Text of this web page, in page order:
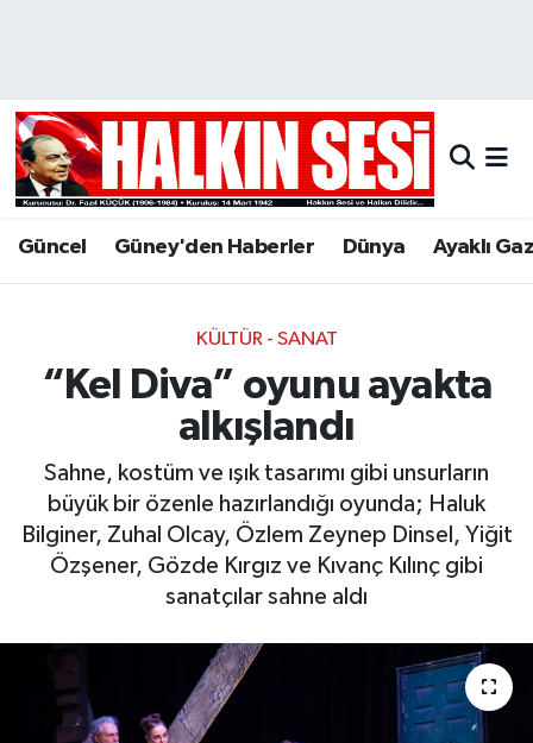
Güncel Güney'den Haberler Dünya Ayaklı
KÜLTÜR - SANAT
“Kel Diva” oyunu ayakta
alkışlandı
Sahne, kostüm ve ışık tasarımı gibi unsurların
büyük bir özenle hazırlandığı oyunda; Haluk
Bilginer, Zuhal Olcay, Özlem Zeynep Dinsel, Yiğit
Özşener, Gözde Kırgız ve Kıvanç Kılınç gibi
sanatçılar sahne aldı
Hava Durumu
Trafik Durumu
Tüm Manşetler
Son Dakika Haberleri